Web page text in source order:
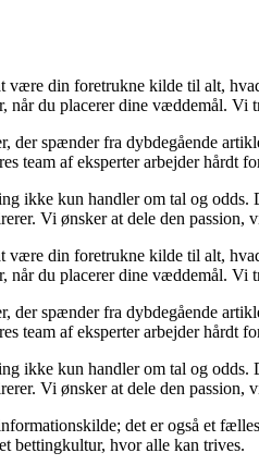
din foretrukne kilde til alt,
når du placerer dine væddemål. Vi
der spænder fra dybdegående
team af eksperter arbejder hårdt
ikke kun handler om tal og
Vi ønsker at dele den
din foretrukne kilde til alt,
når du placerer dine væddemål. Vi
der spænder fra dybdegående
team af eksperter arbejder hårdt
ikke kun handler om tal og
Vi ønsker at dele den
det er også et
bettingkultur, hvor alle kan trives.